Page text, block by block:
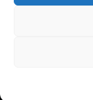
© 2026